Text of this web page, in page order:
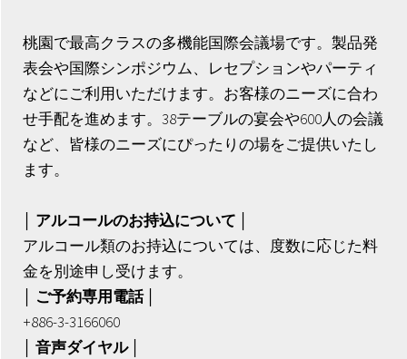
桃園で最高クラスの多機能国際会議場です。製品発
表会や国際シンポジウム、レセプションやパーティ
などにご利用いただけます。お客様のニーズに合わ
せ手配を進めます。38テーブルの宴会や600人の会議
など、皆様のニーズにぴったりの場をご提供いたし
ます。
│ アルコールのお持込について │
アルコール類のお持込については、度数に応じた料
金を別途申し受けます。
│ ご予約専用電話 │
+886-3-3166060
│ 音声ダイヤル │